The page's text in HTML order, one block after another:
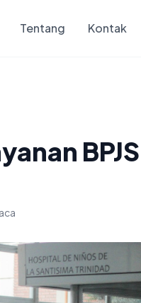
Tentang Kontak